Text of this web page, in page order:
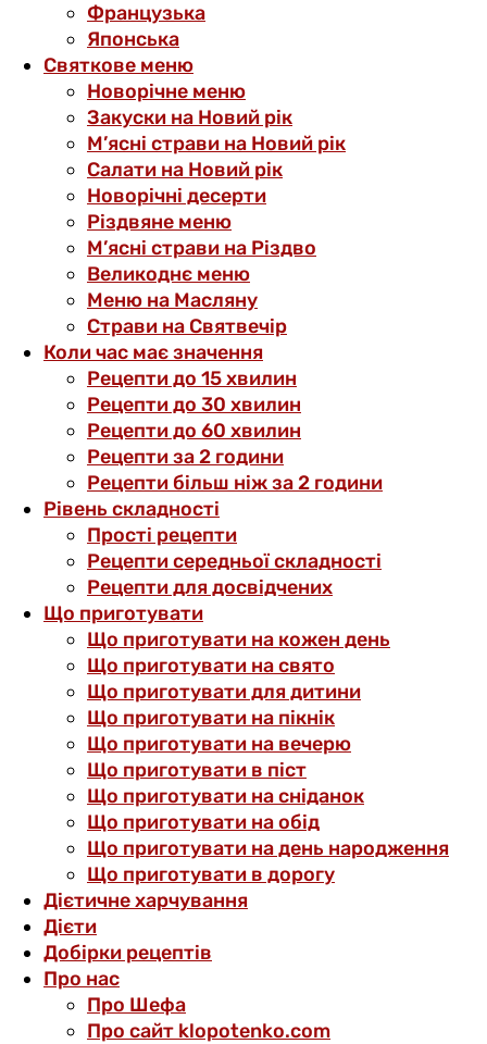
Французька
Японська
Святкове меню
Новорічне меню
Закуски на Новий рік
М’ясні страви на Новий рік
Салати на Новий рік
Новорічні десерти
Різдвяне меню
М’ясні страви на Різдво
Великоднє меню
Меню на Масляну
Страви на Святвечір
Коли час має значення
Рецепти до 15 хвилин
Рецепти до 30 хвилин
Рецепти до 60 хвилин
Рецепти за 2 години
Рецепти більш ніж за 2 години
Рівень складності
Прості рецепти
Рецепти середньої складності
Рецепти для досвідчених
Що приготувати
Що приготувати на кожен день
Що приготувати на свято
Що приготувати для дитини
Що приготувати на пікнік
Що приготувати на вечерю
Що приготувати в піст
Що приготувати на сніданок
Що приготувати на обід
Що приготувати на день народження
Що приготувати в дорогу
Дієтичне харчування
Дієти
Добірки рецептів
Про нас
Про Шефа
Про сайт klopotenko.com